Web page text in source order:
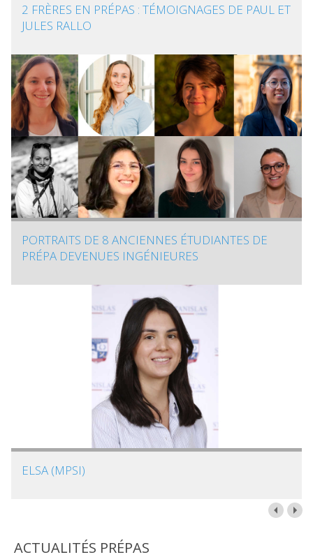
2 FRÈRES EN PRÉPAS : TÉMOIGNAGES DE PAUL ET
JULES RALLO
PORTRAITS DE 8 ANCIENNES ÉTUDIANTES DE
PRÉPA DEVENUES INGÉNIEURES
ELSA (MPSI)
ACTUALITÉS PRÉPAS